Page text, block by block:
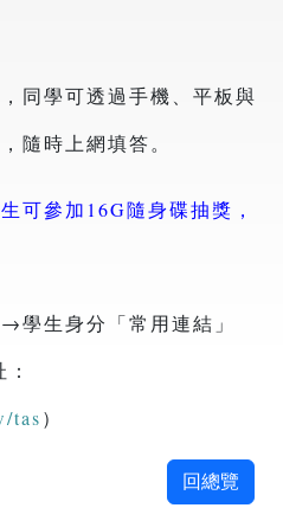
同學可透過手機、平板與
隨時上網填答。
可參加16G隨身碟抽獎，
學生身分「常用連結」
tas）
回總覽